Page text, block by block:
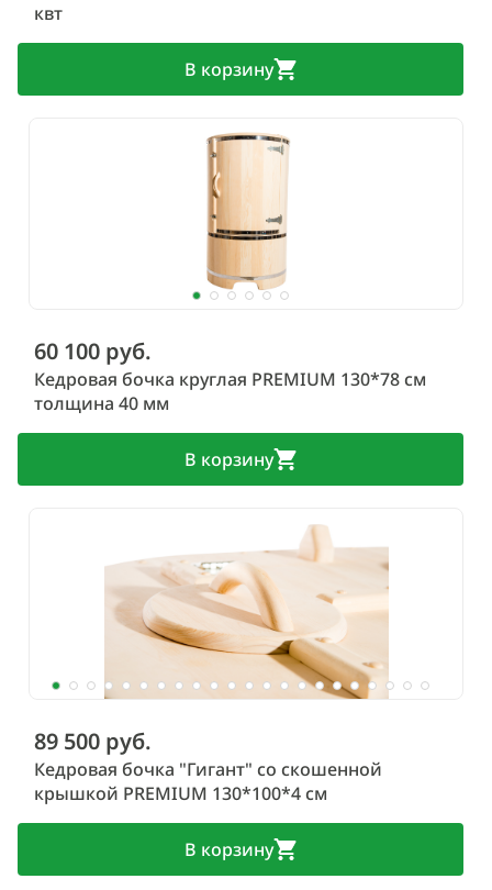
квт
В корзину
60 100 руб.
Кедровая бочка круглая PREMIUM 130*78 см
толщина 40 мм
В корзину
89 500 руб.
Кедровая бочка "Гигант" со скошенной
крышкой PREMIUM 130*100*4 см
В корзину